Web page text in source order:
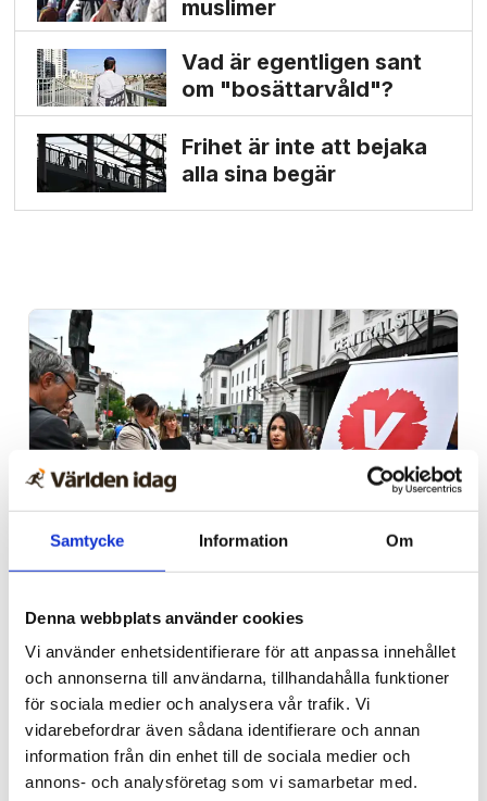
Samtycke Information Om
Denna webbplats använder cookies
Vi använder enhetsidentifierare för att anpassa innehållet
och annonserna till användarna, tillhandahålla funktioner
för sociala medier och analysera vår trafik. Vi
vidarebefordrar även sådana identifierare och annan
information från din enhet till de sociala medier och
annons- och analysföretag som vi samarbetar med.
muslimer
Vad är egentligen sant
om "bosättarvåld"?
Frihet är inte att bejaka
alla sina begär
Ledare
Ta med samtliga V-
politiker till Israel, Nooshi